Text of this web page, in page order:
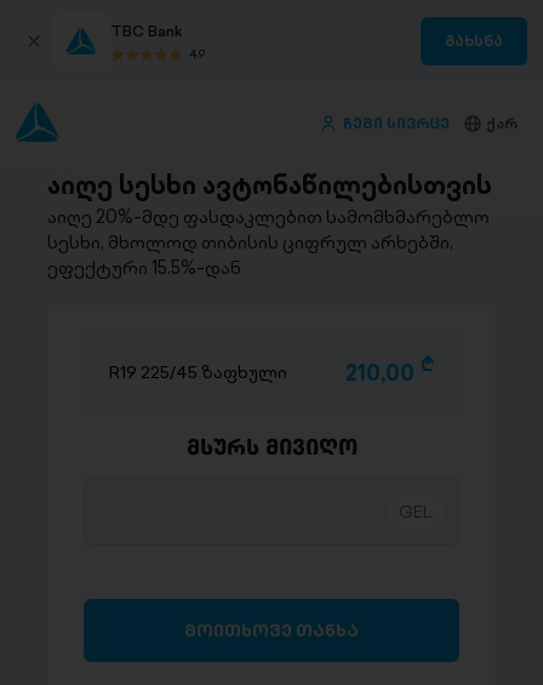
TBC Bank
4.9
გახსნა
ჩემი სივრცე ქარ
აიღე სესხი ავტონაწილებისთვის
აიღე 20%-მდე ფასდაკლებით სამომხმარებლო
სესხი, მხოლოდ თიბისის ციფრულ არხებში,
ეფექტური 15.5%-დან
R19 225/45 ზაფხული 210,00 D
მსურს მივიღო
მოითხოვე თანხა